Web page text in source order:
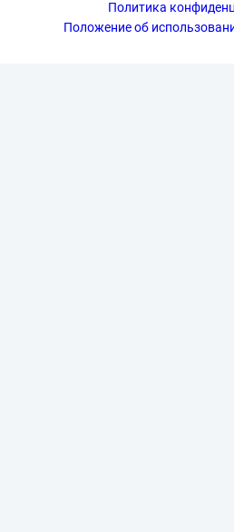
изображённых лиц в
с требованиями
Политика
Положение об